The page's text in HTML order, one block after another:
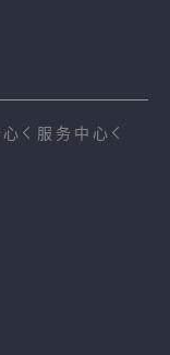
服务中心